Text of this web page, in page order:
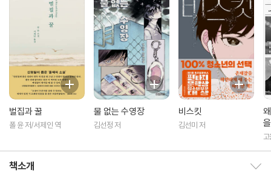
벌집과 꿀
폴 윤 저/서제인 역
물 없는 수영장
김선정 저
비스킷
김선미 저
책소개